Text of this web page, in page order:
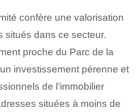
confère une valorisation
situés dans ce secteur.
proche du Parc de la
investissement pérenne et
de l’immobilier
situées à moins de